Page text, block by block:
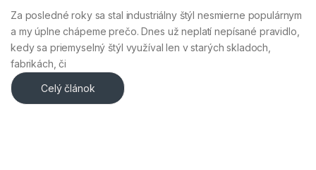
Za posledné roky sa stal industriálny štýl nesmierne populárnym
a my úplne chápeme prečo. Dnes už neplatí nepísané pravidlo,
kedy sa priemyselný štýl využíval len v starých skladoch,
fabrikách, či
Celý článok